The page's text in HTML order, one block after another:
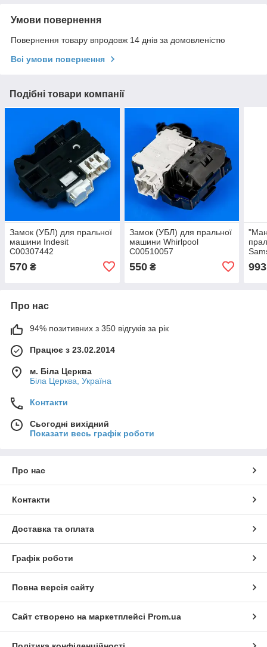
Умови повернення
Повернення товару впродовж 14 днів за домовленістю
Всі умови повернення
Подібні товари компанії
Замок (УБЛ) для пральної
машини Indesit
C00307442
570 ₴
Замок (УБЛ) для пральної
машини Whirlpool
C00510057
550₴ 993
Про нас
94% позитивних з 350 відгуків за рік
Працює з 23.02.2014
м. Біла Церква
Біла Церква, Україна
Контакти
Сьогодні вихідний
Показати весь графік роботи
Про нас
Контакти
Доставка та оплата
Графік роботи
Повна версія сайту
Сайт створено на маркетплейсі Prom.ua